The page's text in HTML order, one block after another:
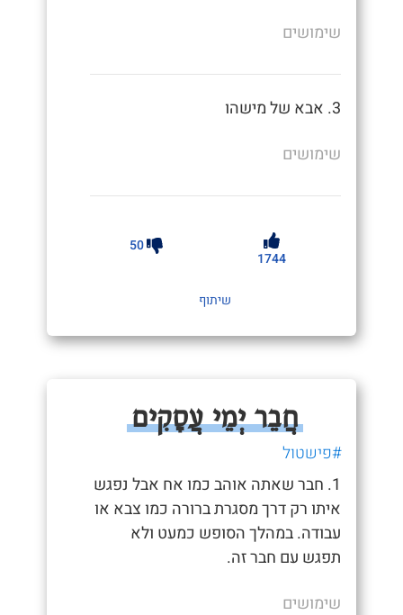
שימושים
3. אבא של מישהו
שימושים
1744
50
שיתוף
חֲבֵר יְמֵי עֲסָקִים
#פישטול
1. חבר שאתה אוהב כמו אח אבל נפגש
איתו רק דרך מסגרת ברורה כמו צבא או
עבודה. במהלך הסופש כמעט ולא
תפגש עם חבר זה.
שימושים